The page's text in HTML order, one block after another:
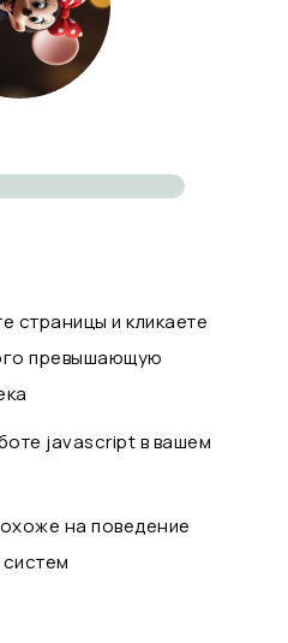
страницы и кликаете
превышающую
javascript в вашем
на поведение